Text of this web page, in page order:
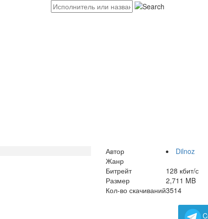
Автор
Dilnoz
Жанр
Битрейт
128 кбит/с
Размер
2,711 MB
Кол-во скачиваний3514